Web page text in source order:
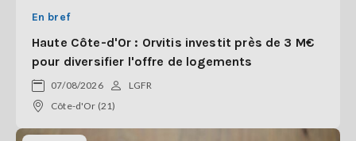
En bref
Haute Côte-d'Or : Orvitis investit près de 3 M€
pour diversifier l'offre de logements
07/08/2026
LGFR
Côte-d'Or (21)